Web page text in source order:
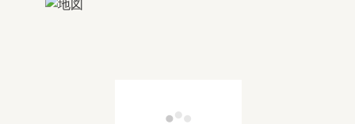
ださい
現地到着。室内や現地の様子を実際に見学。